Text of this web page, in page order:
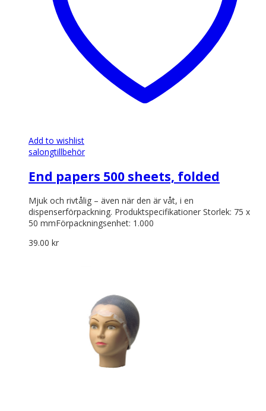
Add to wishlist
salongtillbehör
End papers 500 sheets, folded
Mjuk och rivtålig – även när den är våt, i en
dispenserförpackning. Produktspecifikationer Storlek: 75 x
50 mmFörpackningsenhet: 1.000
39.00 kr